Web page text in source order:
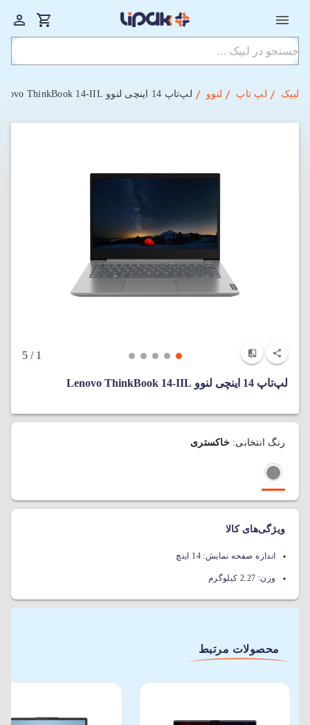
لیپک لپ تاپ لنوو لپ‌تاپ 14 اینچی لنوو Lenovo ThinkBook 14-IIL
1
/ 5
لپ‌تاپ 14 اینچی لنوو Lenovo ThinkBook 14-IIL
رنگ انتخابی:خاکستری
ویژگی‌های کالا
اندازه صفحه نمایش:14 اینچ
وزن: 2.27 کیلوگرم
محصولات مرتبط